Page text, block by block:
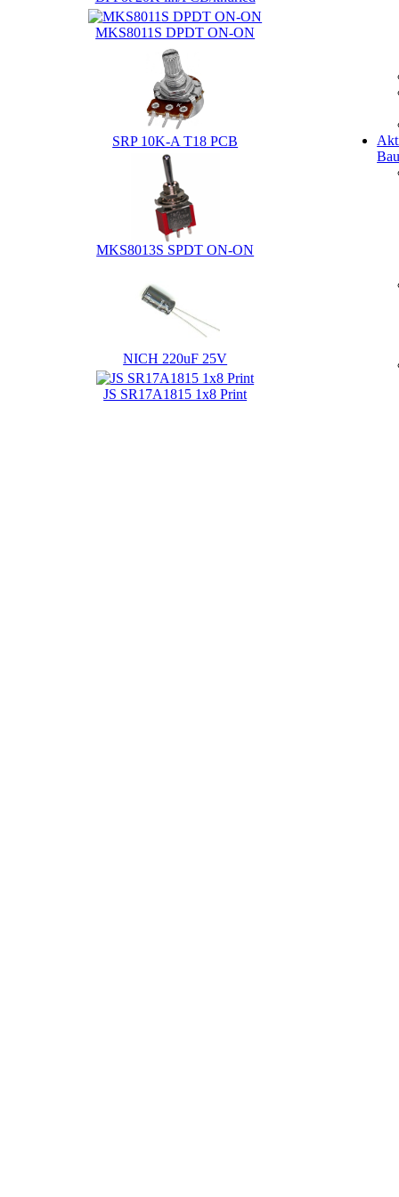
MKS8011S DPDT ON-ON
SRP 10K-A T18 PCB
MKS8013S SPDT ON-ON
NICH 220uF 25V
JS SR17A1815 1x8 Print